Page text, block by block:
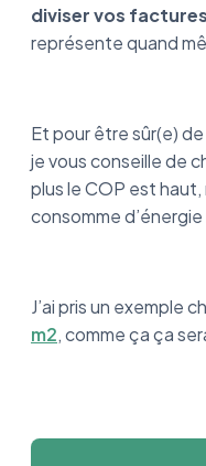
diviser vos
représente quand
Et pour être sûr(e)
je vous conseille de
plus le COP est
consomme
J’ai pris un exemple
m2, comme ça ça